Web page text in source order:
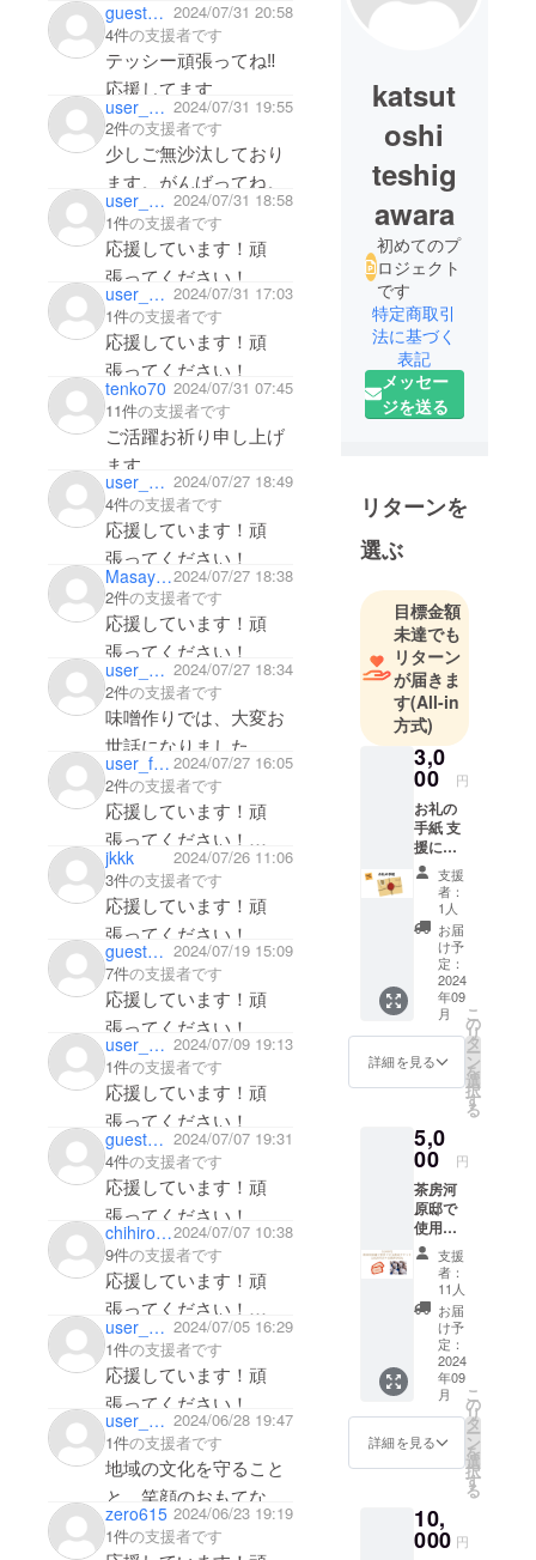
行きたいと思ってま
す！テッシーさん応援
しています！頑張って
ください！
guest7fe9a3e3c4 2024/07/31 20:58
4件の支援者です
テッシー頑張ってね‼️
応援してます
user_5f91daf68034 2024/07/31 19:55
2件の支援者です
少しご無沙汰しており
ます。がんばってね。
user_76a47d164fa4 2024/07/31 18:58
1件の支援者です
応援しています！頑
張ってください！
又、癒されに行きま
user_05e04050f354 2024/07/31 17:03
1件の支援者です
応援しています！頑
張ってください！
tenko70 2024/07/31 07:45
11件の支援者です
ご活躍お祈り申し上げ
ます
user_51eeee0d7624 2024/07/27 18:49
4件の支援者です
応援しています！頑
張ってください！
Masayuki Kida2024/07/27 18:38
2件の支援者です
応援しています！頑
張ってください！
user_ac9160f531b4 2024/07/27 18:34
2件の支援者です
味噌作りでは、大変お
世話になりました。
おにぎり定食と卵かけ
ご飯を食べに行きたい
です。
user_fa2b31426944 2024/07/27 16:05
2件の支援者です
応援しています！頑
張ってください！
テッシーさんの五穀米
が大好きです🍀
jkkk
2024/07/26 11:06
3件の支援者です
応援しています！頑
張ってください！ 何
度も深呼吸したくなる
癒しの空間と、心を込
めて作られた安心安全
なお料理が大好きで
す。
gueste50b03acb7 2024/07/19 15:09
7件の支援者です
応援しています！頑
張ってください！
user_0b92af8f1e94 2024/07/09 19:13
1件の支援者です
応援しています！頑
張ってください！
guested22c70f6894 2024/07/07 19:31
4件の支援者です
応援しています！頑
張ってください！
またお会いできる日を
楽しみにしています
^_^
chihiro4142024/07/07 10:38
9件の支援者です
応援しています！頑
張ってください！
秋に岡山に行きます楽
しみです！
user_bffa6ee82d14 2024/07/05 16:29
1件の支援者です
応援しています！頑
張ってください！
user_31fda867fca4 2024/06/28 19:47
1件の支援者です
地域の文化を守ること
と、笑顔のおもてなし
とても落ち着く空間。
これからも末長くこの
zero615 2024/06/23 19:19
1件の支援者です
katsut
oshi
teshig
awara
初めてのプ
ロジェクト
です
特定商取引
法に基づく
表記
メッセー
ジを送る
リターンを
選ぶ
目標金額
未達でも
リターン
が届きま
す(All-in
方式)
3,0
00 円
お礼の
手紙 支
援に対
しての
心から
の感謝
を込め
た手紙
をお送
りしま
支援
者：
1人
お届
け予
定：
2024
年09
月
詳細を見る
こ
の
リ
タ
ー
ン
を
選
択
す
る
5,0
00 円
茶房河
原邸で
使用で
きる飲
食チ
ケット
3,000円
分＋五
穀米
500g ※
チケッ
トの使
用期限
は2024
年9月1
日〜
8月31日
の1年間
となり
支援
者：
11人
お届
け予
定：
2024
年09
月
詳細を見る
こ
の
リ
タ
ー
ン
を
選
択
す
る
10,
000 円